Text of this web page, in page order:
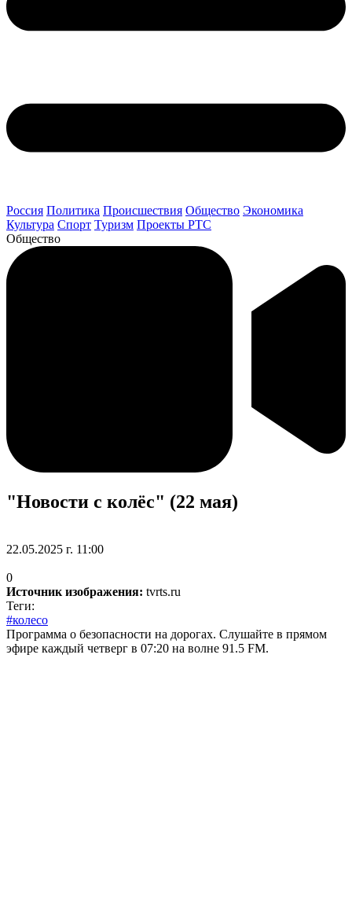
Россия Политика Происшествия Общество Экономика
Культура Спорт Туризм Проекты РТС
Общество
"Новости с колёс" (22 мая)
22.05.2025 г. 11:00
0
Источник изображения: tvrts.ru
Теги:
#колесо
Программа о безопасности на дорогах. Слушайте в прямом
эфире каждый четверг в 07:20 на волне 91.5 FM.